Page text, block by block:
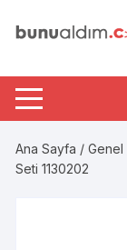
Ana Sayfa /Genel
Seti 1130202